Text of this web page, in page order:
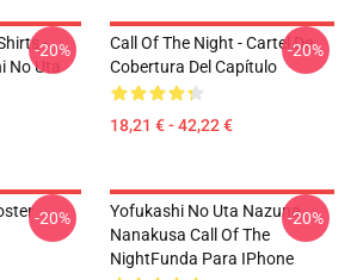
-
Uta
-20%
Call Of The Night - Cartel De
Cobertura Del Capítulo
18,21 € - 42,22 €
-20%
-20%
Yofukashi No Uta Nazuna
Nanakusa Call Of The
NightFunda Para IPhone
-20%